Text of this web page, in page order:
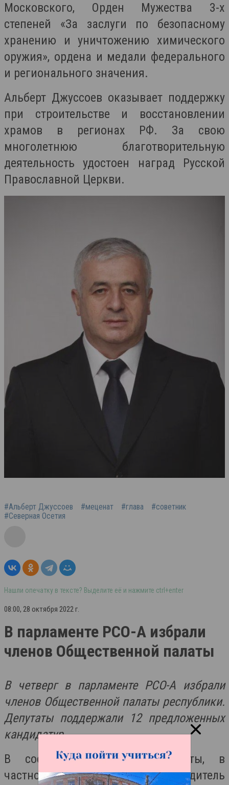
Московского, Орден Мужества 3-х
степеней «За заслуги по безопасному
хранению и уничтожению химического
оружия», ордена и медали федерального
и регионального значения.
Альберт Джуссоев оказывает поддержку
при строительстве и восстановлении
храмов в регионах РФ. За свою
многолетнюю благотворительную
деятельность удостоен наград Русской
Православной Церкви.
#Альберт Джуссоев #меценат #глава
#советник
#Северная Осетия
Нашли опечатку в тексте? Выделите её и нажмите ctrl+enter
08:00, 28 октября 2022 г.
В парламенте РСО-А избрали
членов Общественной палаты
В четверг в парламенте РСО-А избрали
членов Общественной палаты республики.
Депутаты поддержали 12 предложенных
кандидатур.
В состав общественной палаты, в
частности, вошли: руководитель